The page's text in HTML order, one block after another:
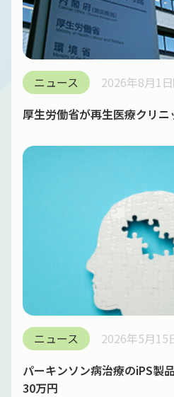
ニュース 2026年8月1日
厚生労働省が再生医療クリ
ニュース
2026年5月15
パーキンソン病治療のiPS製
30万円